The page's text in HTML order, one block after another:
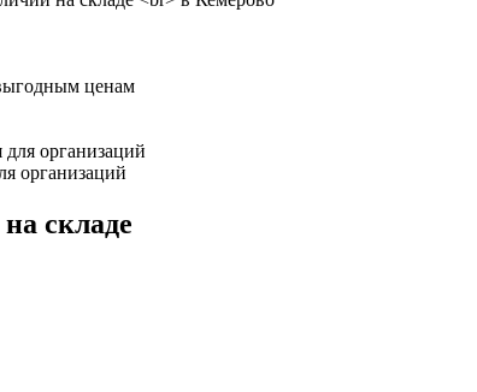
организаций
складе